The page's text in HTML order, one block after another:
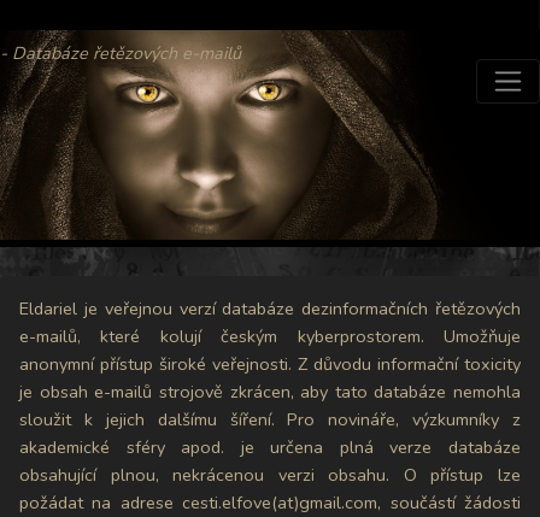
- Databáze řetězových e-mailů
Eldariel je veřejnou verzí databáze dezinformačních řetězových
e-mailů, které kolují českým kyberprostorem. Umožňuje
anonymní přístup široké veřejnosti. Z důvodu informační toxicity
je obsah e-mailů strojově zkrácen, aby tato databáze nemohla
sloužit k jejich dalšímu šíření. Pro novináře, výzkumníky z
akademické sféry apod. je určena plná verze databáze
obsahující plnou, nekrácenou verzi obsahu. O přístup lze
požádat na adrese cesti.elfove(at)gmail.com, součástí žádosti